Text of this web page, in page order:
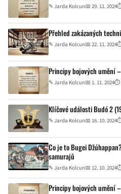
✎ Jarda Kolcun📅 29. 11. 2024
Přehled zakázaných
✎ Jarda Kolcun📅 22. 11. 2024
Principy bojových umění –
✎ Jarda Kolcun📅 1. 11. 2024⏱
Klíčové události Budó 2
✎ Jarda Kolcun📅 16. 10. 2024
Co je to Bugei
samurajů
✎ Jarda Kolcun📅 12. 10. 2024
Principy bojových umění